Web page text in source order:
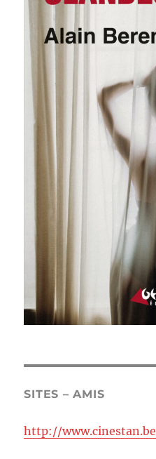
SITES – AMIS
http://www.cinestan.be